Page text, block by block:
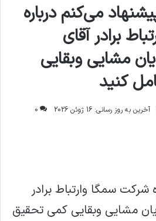
می‌کنم درباره
برادر آقای
مشایی وبقایی
کنید
آخرین به روز رسانی: 16 ژوئن 2026
0
شرکت سمگا وارتباط برادر
مشایی وبقایی کمی تحقیق